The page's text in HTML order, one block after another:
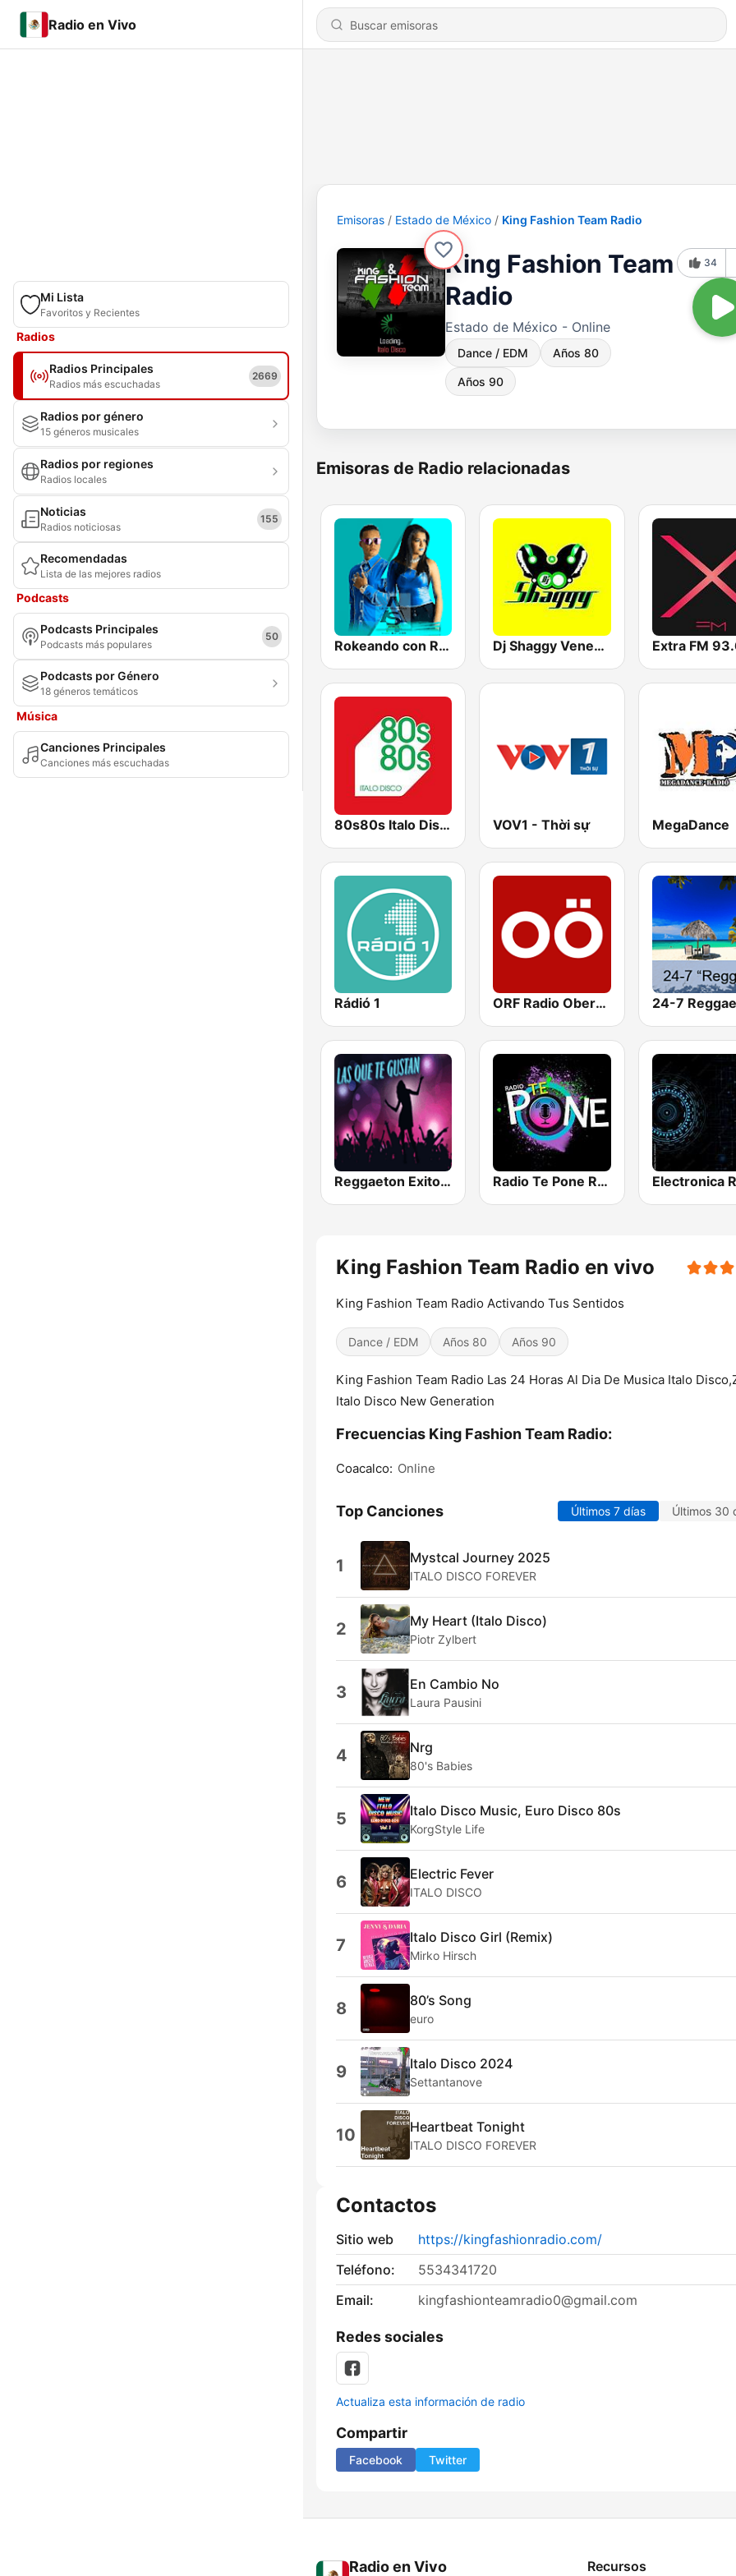
Radio en Vivo
Mi Lista
Favoritos y Recientes
Radios
Radios Principales
Radios más escuchadas
2669
Radios por género
15 géneros musicales
Radios por regiones
Radios locales
Noticias
Radios noticiosas
155
Recomendadas
Lista de las mejores radios
Podcasts
Podcasts Principales
Podcasts más populares
50
Podcasts por Género
18 géneros temáticos
Música
Canciones Principales
Canciones más escuchadas
Emisoras Estado de México King Fashion Team Radio
King Fashion Team
Radio
Estado de México - Online
Dance / EDM Años 80
Años 90
34
Emisoras de Radio relacionadas
Rokeando con Regueton Dj Shaggy Venezuela Extra FM
80s80s Italo Disco VOV1 - Thời sự MegaDance
Rádió 1 ORF Radio Oberösterreich 24-7 Reggae
Reggaeton Exitos de Hoy Radio Te Pone Regueton
King Fashion Team Radio en vivo
King Fashion Team Radio Activando Tus Sentidos
Dance / EDM Años 80 Años 90
King Fashion Team Radio Las 24 Horas Al Dia De Musica Italo
Italo Disco New Generation
Frecuencias King Fashion Team Radio:
Coacalco: Online
Top Canciones Últimos 7 días Últimos 30
1 Mystcal Journey 2025
ITALO DISCO FOREVER
2 My Heart (Italo Disco)
Piotr Zylbert
3 En Cambio No
Laura Pausini
4 Nrg
80's Babies
5 Italo Disco Music, Euro Disco 80s
KorgStyle Life
6 Electric Fever
ITALO DISCO
7 Italo Disco Girl (Remix)
Mirko Hirsch
8 80’s Song
euro
9 Italo Disco 2024
Settantanove
10 Heartbeat Tonight
ITALO DISCO FOREVER
Contactos
Sitio web
https://kingfashionradio.com/
Teléfono:
5534341720
Email:
kingfashionteamradio0@gmail.com
Redes sociales
Actualiza esta información de radio
Compartir
Facebook Twitter
Radio en Vivo Recursos